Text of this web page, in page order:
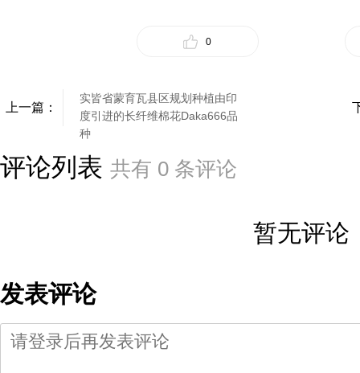
0
上一篇：
实皆省蒙育瓦县区规划种植由印
度引进的长纤维棉花Daka666品
种
评论列表 共有 0 条评论
暂无评论
发表评论